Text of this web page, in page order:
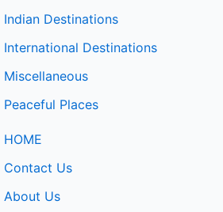
Indian Destinations
International Destinations
Miscellaneous
Peaceful Places
HOME
Contact Us
About Us